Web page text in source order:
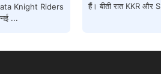
Knight Riders
...
हैं। बीती रात KKR और